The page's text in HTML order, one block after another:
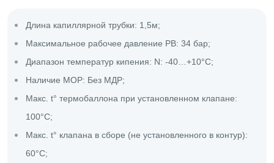
Длина капиллярной трубки: 1,5м;
Максимальное рабочее давление PB: 34 бар;
Диапазон температур кипения: N: -40…+10°C;
Наличие MOP: Без MДР;
Макс. t° термобаллона при установленном клапане:
100°C;
Макс. t° клапана в сборе (не установленного в контур):
60°C;